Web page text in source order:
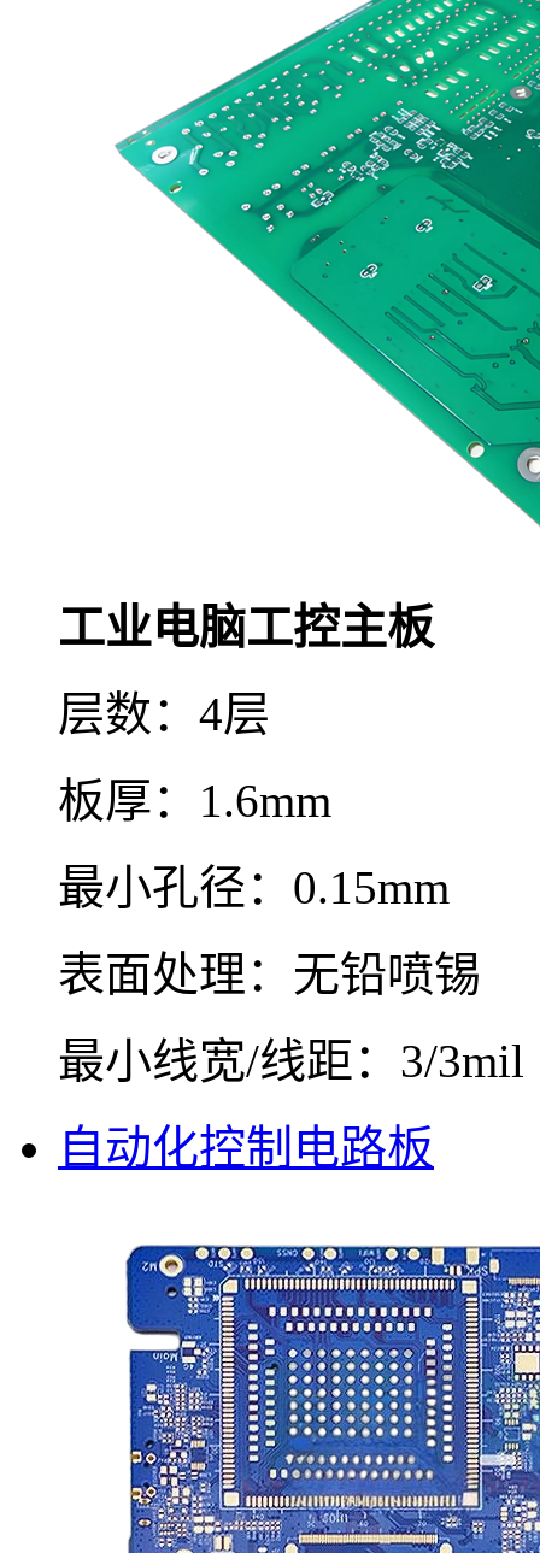
工业电脑工控主板
层数：4层
板厚：1.6mm
最小孔径：0.15mm
表面处理：无铅喷锡
最小线宽/线距：3/3mil
自动化控制电路板